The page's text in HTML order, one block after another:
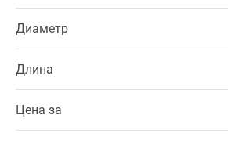
Диаметр
Длина
Цена за